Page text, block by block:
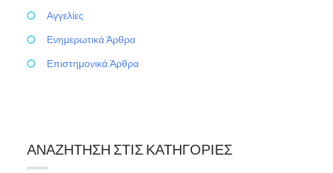
Αγγελίες
Ενημερωτικά Άρθρα
Επιστημονικά Άρθρα
ΑΝΑΖΉΤΗΣΗ ΣΤΙΣ ΚΑΤΗΓΟΡΊΕΣ